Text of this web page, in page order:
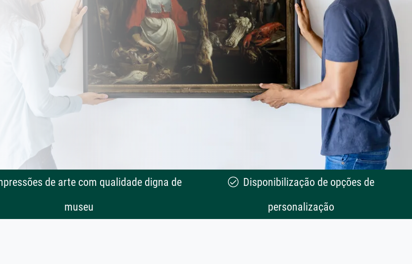
de arte com qualidade digna de
museu
Disponibilização de opções de
personalização